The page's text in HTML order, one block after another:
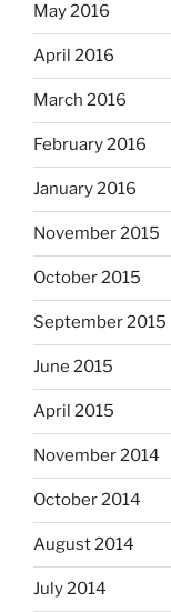
May 2016
April 2016
March 2016
February 2016
January 2016
November 2015
October 2015
September 2015
June 2015
April 2015
November 2014
October 2014
August 2014
July 2014